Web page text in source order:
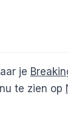
je
te zien op